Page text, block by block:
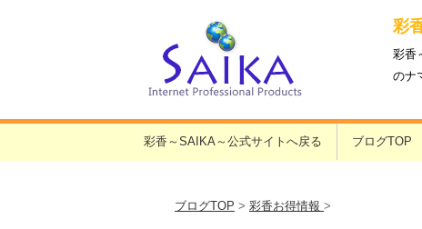
彩
彩香
のナ
彩香～SAIKA～公式サイトへ戻る ブログTOP
ブログTOP > 彩香お得情報 >